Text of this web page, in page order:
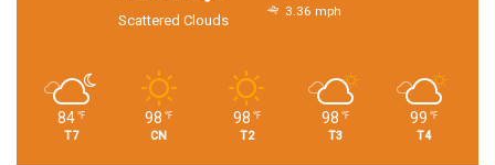
Scattered Clouds
3.36 mph
84 ℉
T7
98 ℉
CN
98 ℉
T2
98 ℉
T3
99 ℉
T4